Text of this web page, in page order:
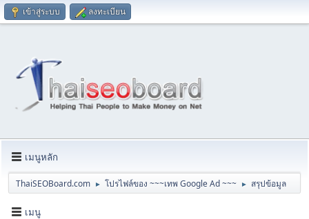
เข้าสู่ระบบ ลงทะเบียน
เมนูหลัก
ThaiSEOBoard.com ► โปรไฟล์ของ ~~~เทพ Google Ad ~~~ ► สรุปข้อมูล
เมนู